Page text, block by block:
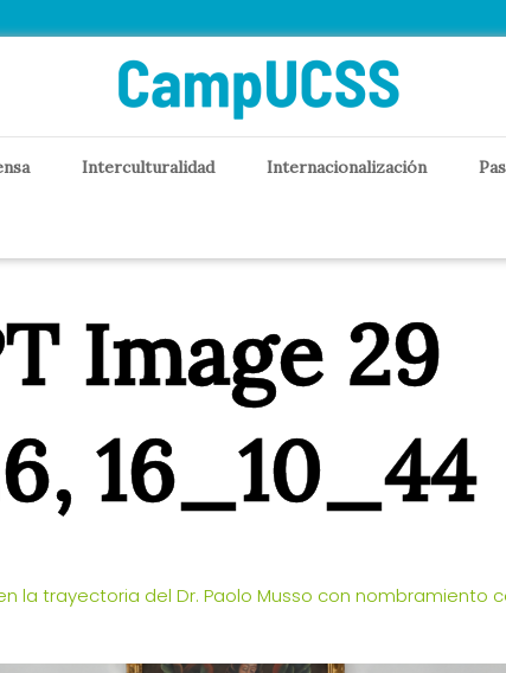
Interculturalidad Internacionalización
Image 29
16_10_44
la trayectoria del Dr. Paolo Musso con nombramiento